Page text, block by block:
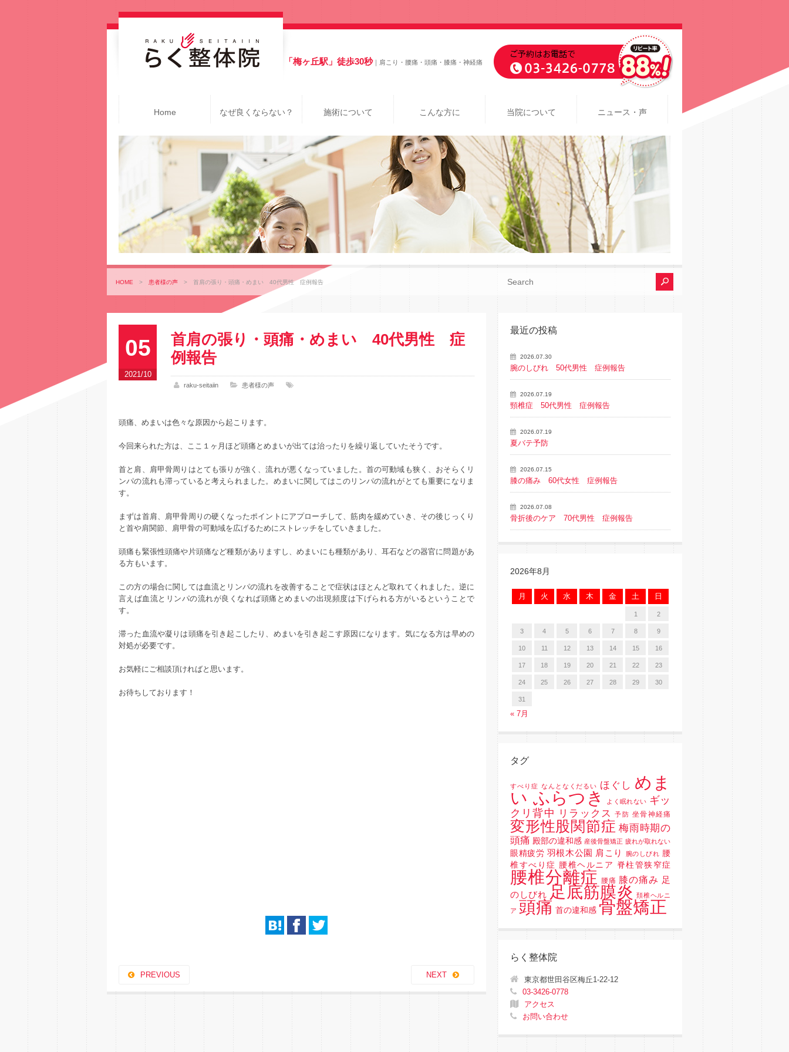
「梅ヶ丘駅」徒歩30秒｜肩こり・腰痛・頭痛・膝痛・神経痛
Home なぜ良くならない？ 施術について こんな方に 当院について ニュース・声
HOME > 患者様の声 > 首肩の張り・頭痛・めまい 40代男性 症例報告
05
2021/10
首肩の張り・頭痛・めまい 40代男性 症
例報告
raku-seitaiin 患者様の声
頭痛、めまいは色々な原因から起こります。
今回来られた方は、ここ１ヶ月ほど頭痛とめまいが出ては治ったりを繰り返していたそうです。
首と肩、肩甲骨周りはとても張りが強く、流れが悪くなっていました。首の可動域も狭く、おそらくリ
ンパの流れも滞っていると考えられました。めまいに関してはこのリンパの流れがとても重要になりま
す。
まずは首肩、肩甲骨周りの硬くなったポイントにアプローチして、筋肉を緩めていき、その後じっくり
と首や肩関節、肩甲骨の可動域を広げるためにストレッチをしていきました。
頭痛も緊張性頭痛や片頭痛など種類がありますし、めまいにも種類があり、耳石などの器官に問題があ
る方もいます。
この方の場合に関しては血流とリンパの流れを改善することで症状はほとんど取れてくれました。逆に
言えば血流とリンパの流れが良くなれば頭痛とめまいの出現頻度は下げられる方がいるということで
す。
滞った血流や凝りは頭痛を引き起こしたり、めまいを引き起こす原因になります。気になる方は早めの
対処が必要です。
お気軽にご相談頂ければと思います。
お待ちしております！
PREVIOUS NEXT
最近の投稿
2026.07.30
腕のしびれ 50代男性 症例報告
2026.07.19
頸椎症 50代男性 症例報告
2026.07.19
夏バテ予防
2026.07.15
膝の痛み 60代女性 症例報告
2026.07.08
骨折後のケア 70代男性 症例報告
2026年8月
月 火 水 木 金 土 日
1 2
3 4 5 6 7 8 9
10 11 12 13 14 15 16
17 18 19 20 21 22 23
24 25 26 27 28 29 30
31
« 7月
タグ
すべり症 なんとなくだるい ほぐし めま
い ふらつき
よく眠れない ギッ
クリ背中
リラックス 予防 坐骨神経痛
変形性股関節症 梅雨時期の
頭痛 殿部の違和感 産後骨盤矯正 疲れが取れない
眼精疲労 羽根木公園 肩こり 腕のしびれ 腰
椎すべり症 腰椎ヘルニア 脊柱管狭窄症
腰椎分離症 腰痛 膝の痛み 足
のしびれ 足底筋膜炎 頚椎ヘルニ
ア 頭痛 首の違和感 骨盤矯正
らく整体院
東京都世田谷区梅丘1-22-12
03-3426-0778
アクセス
お問い合わせ